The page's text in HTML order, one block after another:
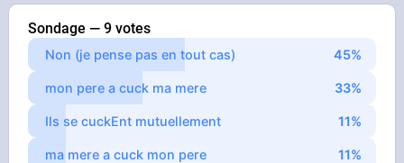
Sondage — 9 votes
Non (je pense pas en tout cas)
mon pere a cuck ma mere
Ils se cuckEnt mutuellement
ma mere a cuck mon pere